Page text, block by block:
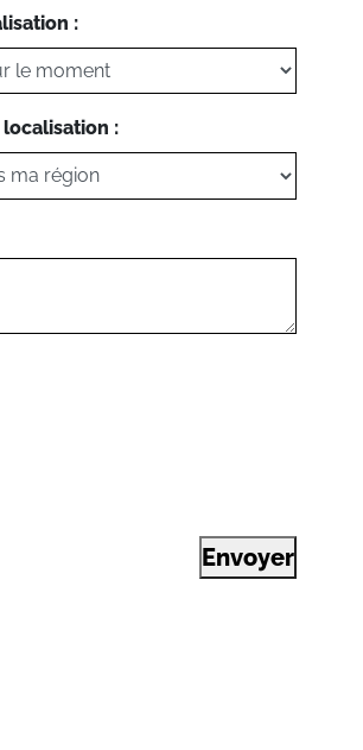
:
:
Envoyer